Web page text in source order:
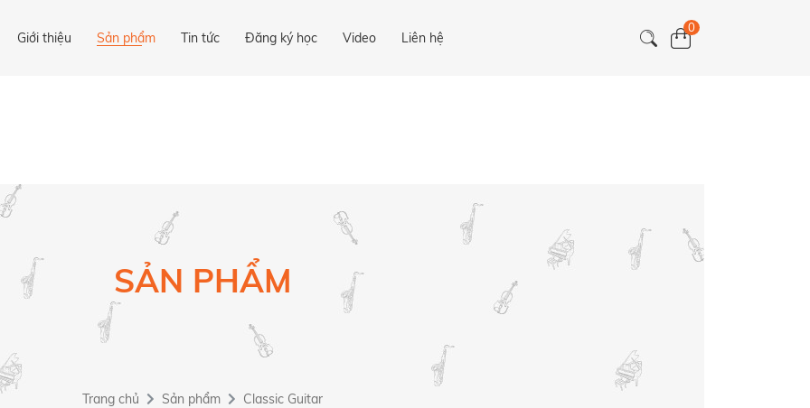
Giới thiệu Sản phẩm Tin tức Đăng ký học Video Liên hệ
0
SẢN PHẨM
Trang chủ Sản phẩm Classic Guitar